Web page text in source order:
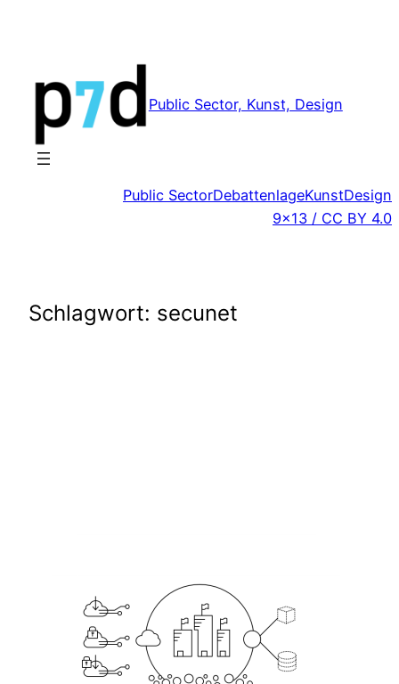
Public Sector, Kunst, Design
Public SectorDebattenlageKunstDesign
9×13 / CC BY 4.0
Schlagwort: secunet